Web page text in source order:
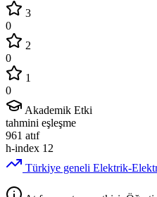
3
0
2
0
1
0
Akademik Etki
tahmini eşleşme
961 atıf
h-index 12
Türkiye geneli Elektrik-